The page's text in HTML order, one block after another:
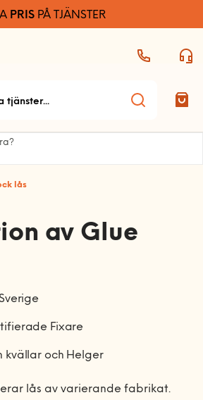
PRISPÅ TJÄNSTER
startsida
lås
av Glue
Fixare
kvällar och Helger
lås av varierande fabrikat.